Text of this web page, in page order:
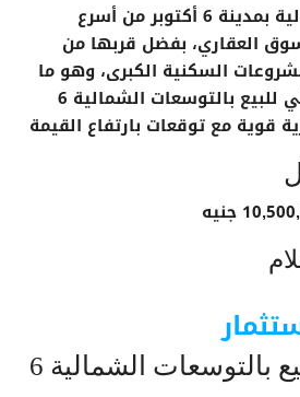
6 أكتوبر
من أسرع
العقاري، بفضل قربها من
السكنية الكبرى، وهو ما
عقار سكني للبيع بالتوسعات الشمالية 6
قوية مع توقعات بارتفاع القيمة
عقار سكني للبيع بالتوسعات الشمالية 6